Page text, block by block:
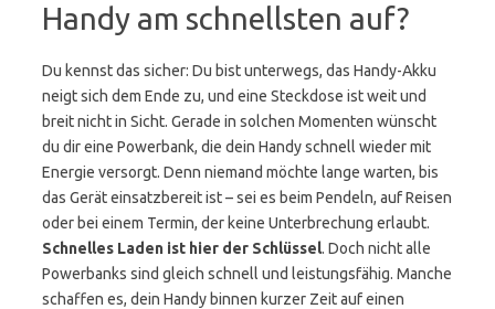
Handy am schnellsten auf?
Du kennst das sicher: Du bist unterwegs, das Handy-Akku
neigt sich dem Ende zu, und eine Steckdose ist weit und
breit nicht in Sicht. Gerade in solchen Momenten wünscht
du dir eine Powerbank, die dein Handy schnell wieder mit
Energie versorgt. Denn niemand möchte lange warten, bis
das Gerät einsatzbereit ist – sei es beim Pendeln, auf Reisen
oder bei einem Termin, der keine Unterbrechung erlaubt.
Schnelles Laden ist hier der Schlüssel. Doch nicht alle
Powerbanks sind gleich schnell und leistungsfähig. Manche
schaffen es, dein Handy binnen kurzer Zeit auf einen